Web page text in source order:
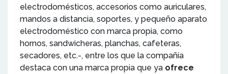
electrodomésticos, accesorios como auriculares,
mandos a distancia, soportes, y pequeño aparato
electrodoméstico con marca propia, como
hornos, sandwicheras, planchas, cafeteras,
secadores, etc.-, entre los que la compañía
destaca con una marca propia que ya ofrece